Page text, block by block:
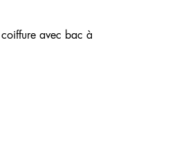
coiffure avec bac à